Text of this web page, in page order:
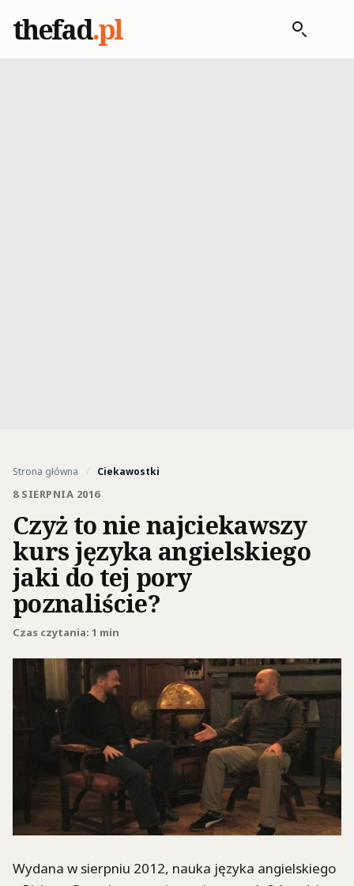
thefad.pl
Strona główna / Ciekawostki
8 SIERPNIA 2016
Czyż to nie najciekawszy
kurs języka angielskiego
jaki do tej pory
poznaliście?
Czas czytania: 1 min
Wydana w sierpniu 2012, nauka języka angielskiego